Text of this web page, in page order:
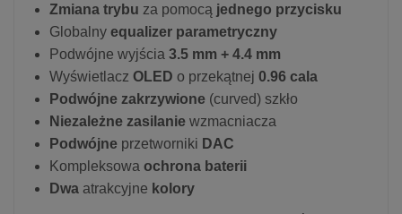
Zmiana trybu za pomocą jednego przycisku
Globalny equalizer parametryczny
Podwójne wyjścia 3.5 mm + 4.4 mm
Wyświetlacz OLED o przekątnej 0.96 cala
Podwójne zakrzywione (curved) szkło
Niezależne zasilanie wzmacniacza
Podwójne przetworniki DAC
Kompleksowa ochrona baterii
Dwa atrakcyjne kolory